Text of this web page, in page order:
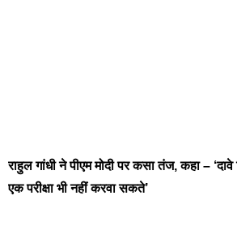
राहुल गांधी ने पीएम मोदी पर कसा तंज, कहा –
एक परीक्षा भी नहीं करवा सकते’